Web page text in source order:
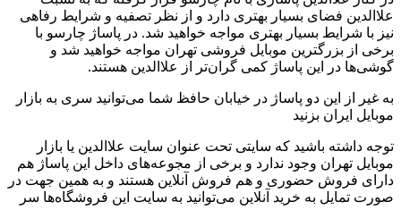
علاالدین فضای بسیار بهتری دارد و از نظر تصفیه و شرایط رفاهی
نیز با شرایط بسیار بهتری مواجه خواهید شد. در پاساژ چارسو با
برخی از بزرگترین موبایل فروشی تهران مواجه خواهید شد و
گوشی‌ها در این پاساژ کمی گران‌تر از علاالدین هستند.
به غیر از این دو پاساژ در خیابان حافظ شما می‌توانید سری به بازار
موبایل ایران بزنید
توجه داشته باشید که سایتی تحت عنوان سایت علاالدین یا بازار
موبایل تهران وجود ندارد و برخی از مجوعه‌های داخل این پاساژ هم
دارای فروش حضوری و هم فروش آنلاین هستند و به همین جهت در
صورت تمایل به خرید آنلاین می‌توانید به سایت این فروشگاه‌ها سر